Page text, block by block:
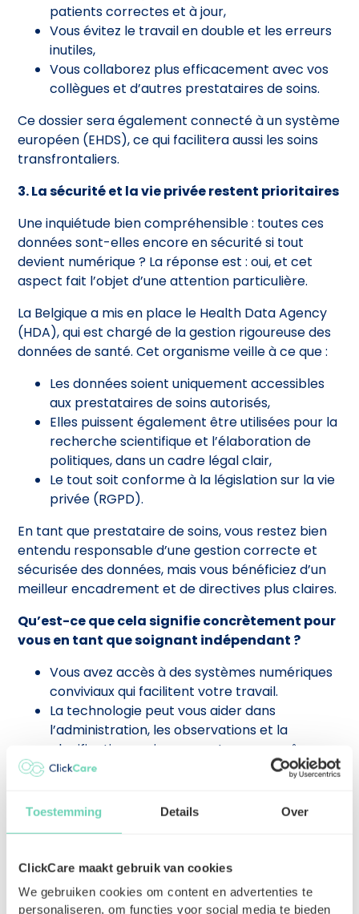
Toestemming Details Over
ClickCare maakt gebruik van cookies
We gebruiken cookies om content en advertenties te
personaliseren, om functies voor social media te bieden
patients correctes et à jour,
Vous évitez le travail en double et les erreurs
inutiles,
Vous collaborez plus efficacement avec vos
collègues et d’autres prestataires de soins.
Ce dossier sera également connecté à un système
européen (EHDS), ce qui facilitera aussi les soins
transfrontaliers.
3. La sécurité et la vie privée restent prioritaires
Une inquiétude bien compréhensible : toutes ces
données sont-elles encore en sécurité si tout
devient numérique ? La réponse est : oui, et cet
aspect fait l’objet d’une attention particulière.
La Belgique a mis en place le Health Data Agency
(HDA), qui est chargé de la gestion rigoureuse des
données de santé. Cet organisme veille à ce que :
Les données soient uniquement accessibles
aux prestataires de soins autorisés,
Elles puissent également être utilisées pour la
recherche scientifique et l’élaboration de
politiques, dans un cadre légal clair,
Le tout soit conforme à la législation sur la vie
privée (RGPD).
En tant que prestataire de soins, vous restez bien
entendu responsable d’une gestion correcte et
sécurisée des données, mais vous bénéficiez d’un
meilleur encadrement et de directives plus claires.
Qu’est-ce que cela signifie concrètement pour
vous en tant que soignant indépendant ?
Vous avez accès à des systèmes numériques
conviviaux qui facilitent votre travail.
La technologie peut vous aider dans
l’administration, les observations et la
planification, mais vous restez vous-même
responsable final.
fait plus facilement grâce à l’échange
informatique, mais une base numérique
devient de plus en plus essentielle.